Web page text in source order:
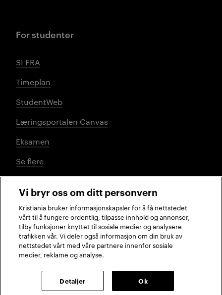
For studenter
SI FRA
Timeplan
StudentWeb
Læringsportalen Canvas
Eksamen
Se flere
Sosiale medier
FacebookInstagramLinkedInTikTok
2026 © Kristiania
Vi bryr oss om ditt personvern
Kristiania bruker informasjonskapsler for å få nettstedet
vårt til å fungere ordentlig, tilpasse innhold og annonser,
tilby funksjoner knyttet til sosiale medier og analysere
trafikken vår. Vi deler også informasjon om din bruk av
nettstedet vårt med våre partnere innenfor sosiale
medier, reklame og analyse.
Detaljer Ok